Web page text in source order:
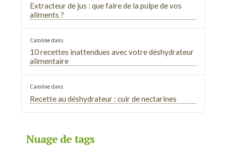
Extracteur de jus : que faire de la pulpe de vos
aliments ?
Carolinedans
10 recettes inattendues avec votre déshydrateur
alimentaire
Carolinedans
Recette au déshydrateur : cuir de nectarines
Nuage de tags